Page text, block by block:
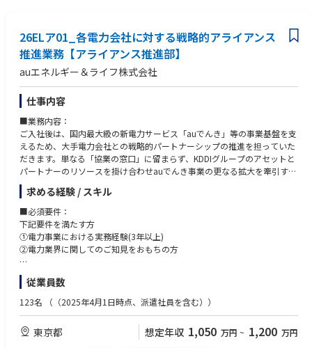
【具体的な業務】
①戦略および事業企画/事業実行プラン設計
・保険/金融業界における構造課題の抽出
・TAM再定義/勝ち筋設計
・事業仮説立案
・事業計画策定
・PoC設計〜商用化推進
・実行計画と実行部隊へのハンドオーバー
② アライアンス・共創推進
・大手保険会社等のトップ金融機関との共創案設計
・大手保険会社等の提携協議/交渉
・政府機関との連携協議
■仕事の魅力
・日本の社会課題に向き合い、政府や最大手企業と業界課題の解決に取り
組むことができる
・次世代事業の創出創出という重点テーマに取り組むことができる
・グループのアセットを最大限に活用した事業企画に取り組むことができ
る
・AI等の最先端テクノロジーに最前線に触れながら業務に携わることがで
きる
26ELア01_各電力会社に対する戦略的アライアンス
推進業務【アライアンス推進部】
auエネルギー＆ライフ株式会社
仕事内容
■業務内容：
ご入社後は、国内最大級の新電力サービス「auでんき」等の事業基盤を支
えるため、大手電力会社との戦略的パートナーシップの推進を担っていた
だきます。単なる「協業の窓口」に留まらず、KDDIグループのアセットと
パートナーのリソースを掛け合わせauでんき事業の更なる拡大を牽引する
フロントランナーとしての役割を期待しています。
（具体的な業務内容）
■戦略的交渉・事業推進
・大手電力会社との条件交渉(エネルギー市場の動向を踏まえ、中長期的な
パートナーシップの構築)
※年末〜年明けの契約更新期は、各エリアへの出張を含めた対面協議が増
・パートナーとの共同施策の企画
（例）オール電化向け新メニュー開発、ハウスクリーニング等の付帯サー
ビス展開、獲得キャンペーンの企画。
■魅力：
求める経験 / スキル
■必須要件：
下記要件を満たす方
①電力事業における実務経験(3年以上)
②電力業界に関してのご知見をおもちの方
■歓迎要件：
・法人間の提携・交渉、またはアライアンス業務の経験
・エネルギー業界での事業企画・推進経験
営等）の経験
従業員数
123名 （（2025年4月1日時点、派遣社員を含む））
東京都 想定年収 1,050 万円 ~ 1,200 万円